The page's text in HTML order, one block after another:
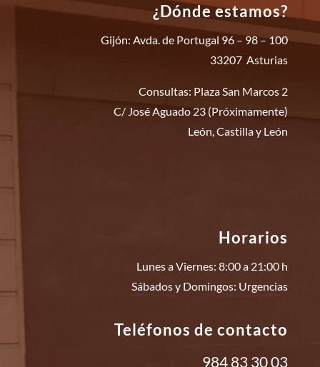
¿Dónde estamos?
Gijón: Avda. de Portugal 96 – 98 – 100
33207 Asturias
Consultas: Plaza San Marcos 2
C/ José Aguado 23 (Próximamente)
León, Castilla y León
Horarios
Lunes a Viernes: 8:00 a 21:00 h
Sábados y Domingos: Urgencias
Teléfonos de contacto
984 83 30 03